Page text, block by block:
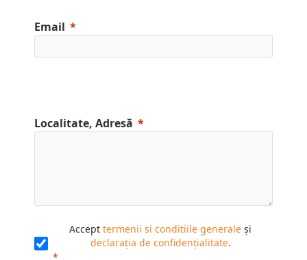
Email
Localitate, Adresă
Accept termenii si conditiile generale și
declarația de confidențialitate.